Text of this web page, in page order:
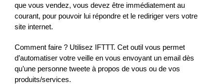
que vous vendez, vous devez être immédiatement au
courant, pour pouvoir lui répondre et le rediriger vers votre
site internet.
Comment faire ? Utilisez IFTTT. Cet outil vous permet
d’automatiser votre veille en vous envoyant un email dès
qu’une personne tweete à propos de vous ou de vos
produits/services.